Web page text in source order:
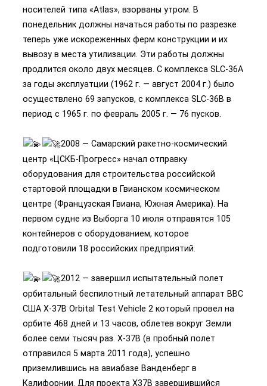
носителей типа «Atlas», взорваны утром. В
понедельник должны начаться работы по разрезке
теперь уже искореженных ферм конструкции и их
вывозу в места утилизации. Эти работы должны
продлится около двух месяцев. С комплекса SLC-36A
за годы эксплуатции (1962 г. — август 2004 г.) было
осуществлено 69 запусков, с комплекса SLC-36B в
период с 1965 г. по февраль 2005 г. — 76 пусков.
2008 — Самарский ракетно-космический
центр «ЦСКБ-Прогресс» начал отправку
оборудования для строительства российской
стартовой площадки в Гвианском космическом
центре (Французская Гвиана, Южная Америка). На
первом судне из Выборга 10 июля отправятся 105
контейнеров с оборудованием, которое
подготовили 18 российских предприятий.
2012 — завершил испытательный полет
орбитальный беспилотный летательный аппарат ВВС
США X-37B Orbital Test Vehicle 2 который провел на
орбите 468 дней и 13 часов, облетев вокруг Земли
более семи тысяч раз. X-37B (в пробный полет
отправился 5 марта 2011 года), успешно
приземлившись на авиабазе Ванденберг в
Калифорнии. Для проекта X37B завершившийся